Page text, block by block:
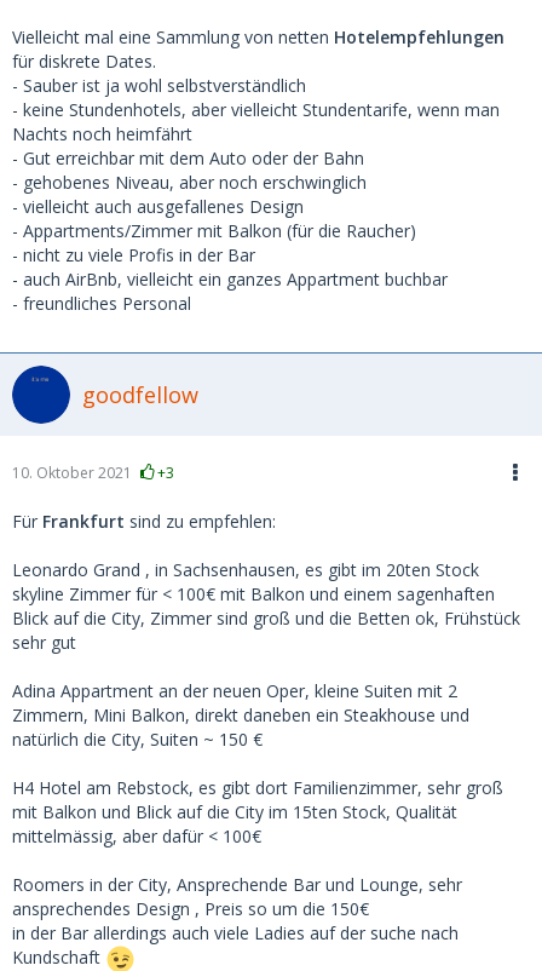
Vielleicht mal eine Sammlung von netten Hotelempfehlungen
für diskrete Dates.
- Sauber ist ja wohl selbstverständlich
- keine Stundenhotels, aber vielleicht Stundentarife, wenn man
Nachts noch heimfährt
- Gut erreichbar mit dem Auto oder der Bahn
- gehobenes Niveau, aber noch erschwinglich
- vielleicht auch ausgefallenes Design
- Appartments/Zimmer mit Balkon (für die Raucher)
- nicht zu viele Profis in der Bar
- auch AirBnb, vielleicht ein ganzes Appartment buchbar
- freundliches Personal
goodfellow
10. Oktober 2021 +3
Für Frankfurt sind zu empfehlen:
Leonardo Grand , in Sachsenhausen, es gibt im 20ten Stock
skyline Zimmer für < 100€ mit Balkon und einem sagenhaften
Blick auf die City, Zimmer sind groß und die Betten ok, Frühstück
sehr gut
Adina Appartment an der neuen Oper, kleine Suiten mit 2
Zimmern, Mini Balkon, direkt daneben ein Steakhouse und
natürlich die City, Suiten ~ 150 €
H4 Hotel am Rebstock, es gibt dort Familienzimmer, sehr groß
mit Balkon und Blick auf die City im 15ten Stock, Qualität
mittelmässig, aber dafür < 100€
Roomers in der City, Ansprechende Bar und Lounge, sehr
ansprechendes Design , Preis so um die 150€
in der Bar allerdings auch viele Ladies auf der suche nach
Kundschaft